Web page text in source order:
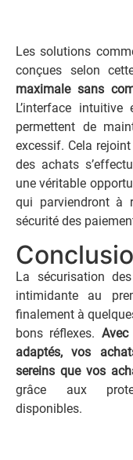
Les solutions
conçues selon
maximale sans
L’interface
permettent de
excessif. Cela
des achats
une véritable
qui parviendront à
sécurité des
La sécurisation
intimidante au
finalement à
bons réflexes.
adaptés, vos
sereins que vos
grâce aux
disponibles.